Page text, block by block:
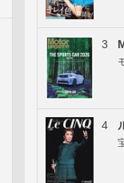
3
4